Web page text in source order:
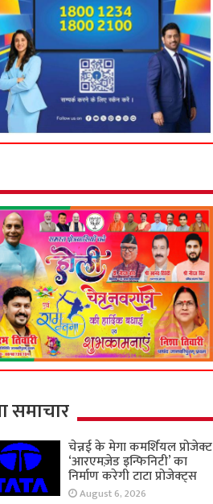
समाचार
चेन्नई के मेगा कमर्शियल प्रोजेक्ट
‘आरएमज़ेड इन्फिनिटी’ का
निर्माण करेगी टाटा प्रोजेक्ट्स
August 6, 2026